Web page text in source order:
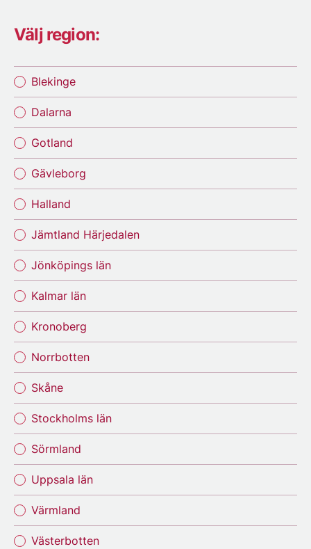
Välj region:
Blekinge
Dalarna
Gotland
Gävleborg
Halland
Jämtland Härjedalen
Jönköpings län
Kalmar län
Kronoberg
Norrbotten
Skåne
Stockholms län
Sörmland
Uppsala län
Värmland
Västerbotten